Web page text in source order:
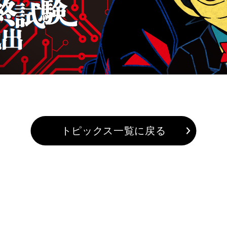
トピックス一覧に戻る